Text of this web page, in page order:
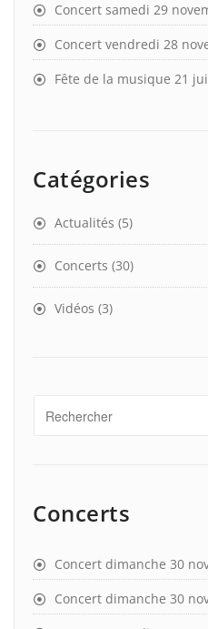
Concert samedi 29
Concert vendredi 28
Fête de la musique 21
Catégories
Actualités (5)
Concerts (30)
Vidéos (3)
Concerts
Concert dimanche 30
Concert dimanche 30